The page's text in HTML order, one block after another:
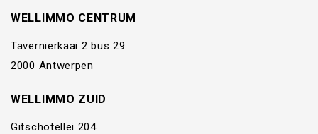
WELLIMMO CENTRUM
Tavernierkaai 2 bus 29
2000 Antwerpen
WELLIMMO ZUID
Gitschotellei 204